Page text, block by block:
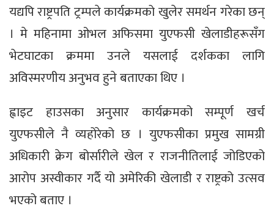
यद्यपि राष्ट्रपति ट्रम्पले कार्यक्रमको खुलेर समर्थन गरेका छन्
। मे महिनामा ओभल अफिसमा युएफसी खेलाडीहरूसँग
भेटघाटका क्रममा उनले यसलाई दर्शकका लागि
अविस्मरणीय अनुभव हुने बताएका थिए ।
ह्वाइट हाउसका अनुसार कार्यक्रमको सम्पूर्ण खर्च
युएफसीले नै व्यहोरेको छ । युएफसीका प्रमुख सामग्री
अधिकारी क्रेग बोर्सारीले खेल र राजनीतिलाई जोडिएको
आरोप अस्वीकार गर्दै यो अमेरिकी खेलाडी र राष्ट्रको उत्सव
भएको बताए ।